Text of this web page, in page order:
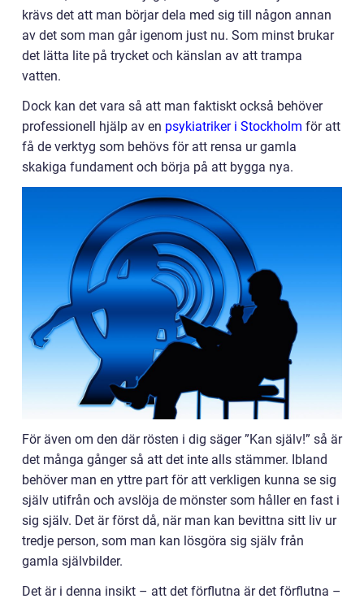
krävs det att man börjar dela med sig till någon annan
av det som man går igenom just nu. Som minst brukar
det lätta lite på trycket och känslan av att trampa
vatten.
Dock kan det vara så att man faktiskt också behöver
professionell hjälp av en psykiatriker i Stockholm för att
få de verktyg som behövs för att rensa ur gamla
skakiga fundament och börja på att bygga nya.
För även om den där rösten i dig säger ”Kan själv!” så är
det många gånger så att det inte alls stämmer. Ibland
behöver man en yttre part för att verkligen kunna se sig
själv utifrån och avslöja de mönster som håller en fast i
sig själv. Det är först då, när man kan bevittna sitt liv ur
tredje person, som man kan lösgöra sig själv från
gamla självbilder.
Det är i denna insikt – att det förflutna är det förflutna –